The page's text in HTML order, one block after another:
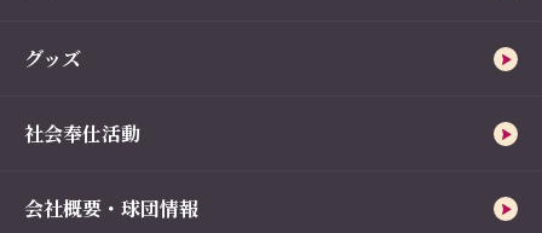
グッズ
社会奉仕活動
会社概要・球団情報